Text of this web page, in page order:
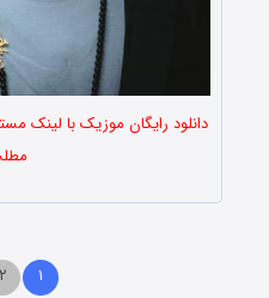
دانلود رایگان موزیک با لینک
۱ ۲